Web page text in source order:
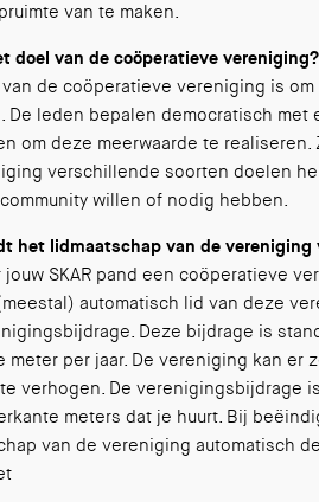
van te maken.
doel van de coöperatieve vereniging?
de coöperatieve vereniging is
De leden bepalen democratisch met
om deze meerwaarde te
verschillende soorten doelen
willen of nodig hebben.
het lidmaatschap van de vereniging
jouw SKAR pand een coöperatieve
automatisch lid van deze
Deze bijdrage is
meter per jaar. De vereniging kan er
verhogen. De verenigingsbijdrage
meters dat je huurt. Bij
van de vereniging automatisch